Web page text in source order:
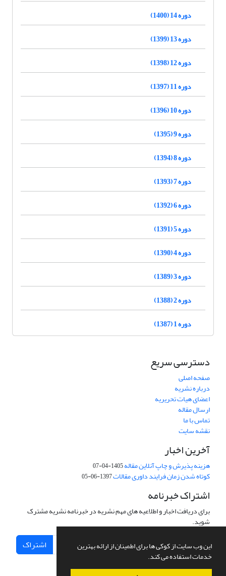
این وب سایت از کوکی ها برای اطمینان از ارائه بهترین
خدمات استفاده می کند.
دوره 14 (1400)
دوره 13 (1399)
دوره 12 (1398)
دوره 11 (1397)
دوره 10 (1396)
دوره 9 (1395)
دوره 8 (1394)
دوره 7 (1393)
دوره 6 (1392)
دوره 5 (1391)
دوره 4 (1390)
دوره 3 (1389)
دوره 2 (1388)
دوره 1 (1387)
دسترسی سریع
صفحه اصلی
درباره نشریه
اعضای هیات تحریریه
ارسال مقاله
تماس با ما
نقشه سایت
آخرین اخبار
هزینه پذیرش و چاپ آنلاین مقاله1405-04-07
کوتاه شدن زمان فرایند داوری مقالات1397-06-05
اشتراک خبرنامه
برای دریافت اخبار و اطلاعیه های مهم نشریه در خبرنامه نشریه مشترک
شوید.
اشتراک